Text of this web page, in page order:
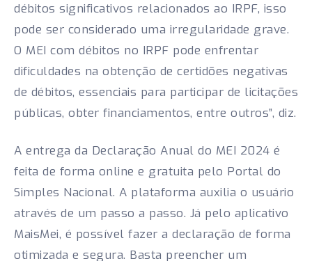
débitos significativos relacionados ao IRPF, isso
pode ser considerado uma irregularidade grave.
O MEI com débitos no IRPF pode enfrentar
dificuldades na obtenção de certidões negativas
de débitos, essenciais para participar de licitações
públicas, obter financiamentos, entre outros”, diz.
A entrega da Declaração Anual do MEI 2024 é
feita de forma online e gratuita pelo Portal do
Simples Nacional. A plataforma auxilia o usuário
através de um passo a passo. Já pelo aplicativo
MaisMei, é possível fazer a declaração de forma
otimizada e segura. Basta preencher um